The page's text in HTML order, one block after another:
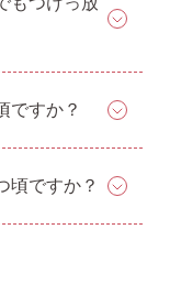
ですか？
頃ですか？